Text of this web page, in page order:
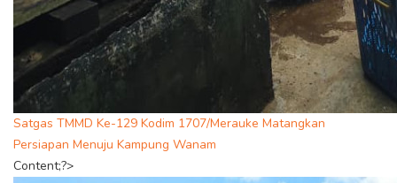
Satgas TMMD Ke-129 Kodim 1707/Merauke Matangkan
Persiapan Menuju Kampung Wanam
Content;?>